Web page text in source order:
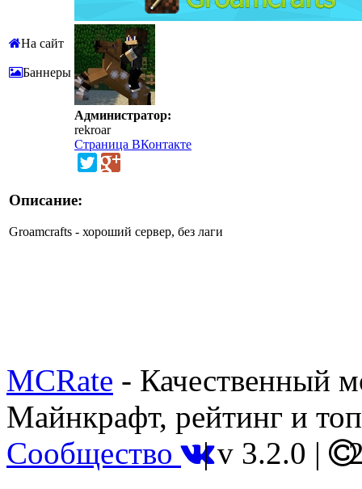
На сайт
Баннеры
Администратор:
rekroar
Страница ВКонтакте
Описание:
Groamcrafts - хороший сервер, без лаги
MCRate - Качественный
Майнкрафт, рейтинг и
Сообщество |v 3.2.0 |